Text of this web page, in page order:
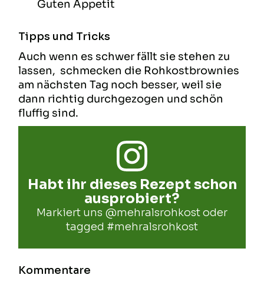
Guten Appetit
Tipps und Tricks
Auch wenn es schwer fällt sie stehen zu
lassen, schmecken die Rohkostbrownies
am nächsten Tag noch besser, weil sie
dann richtig durchgezogen und schön
fluffig sind.
Habt ihr dieses Rezept schon
ausprobiert?
Markiert uns @mehralsrohkostoder
tagged #mehralsrohkost
Kommentare